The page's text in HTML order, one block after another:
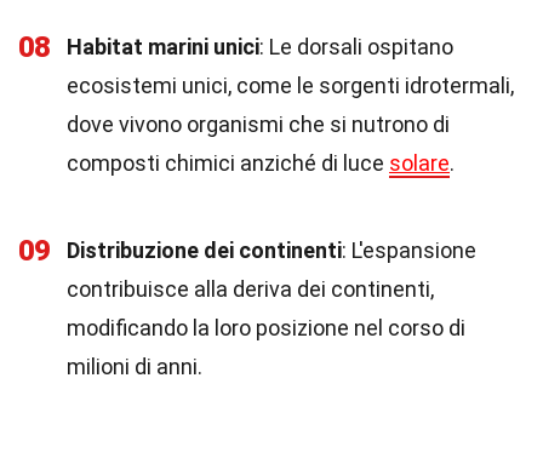
08 Habitat marini unici: Le dorsali ospitano
ecosistemi unici, come le sorgenti idrotermali,
dove vivono organismi che si nutrono di
composti chimici anziché di luce solare.
09 Distribuzione dei continenti: L'espansione
contribuisce alla deriva dei continenti,
modificando la loro posizione nel corso di
milioni di anni.